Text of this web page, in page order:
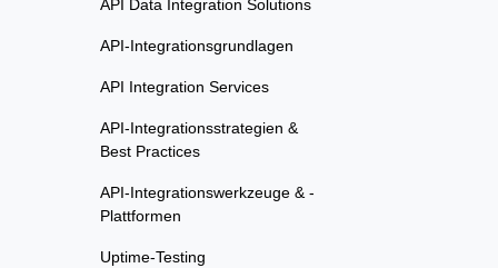
API Data Integration Solutions
API-Integrationsgrundlagen
API Integration Services
API-Integrationsstrategien &
Best Practices
API-Integrationswerkzeuge & -
Plattformen
Uptime-Testing